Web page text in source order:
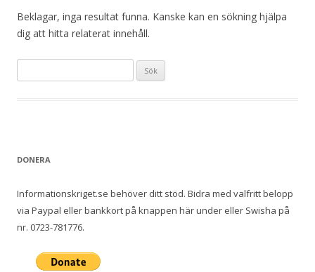
Beklagar, inga resultat funna. Kanske kan en sökning hjälpa
dig att hitta relaterat innehåll.
efter:
DONERA
Informationskriget.se behöver ditt stöd. Bidra med valfritt belopp
via Paypal eller bankkort på knappen här under eller Swisha på
nr. 0723-781776.